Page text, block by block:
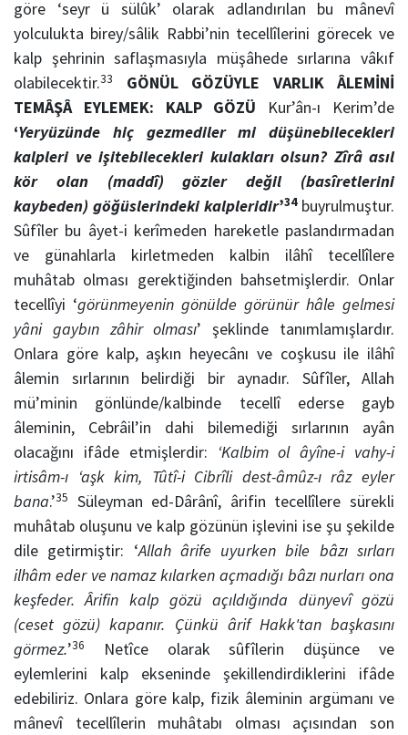
göre ‘seyr ü sülûk’ olarak adlandırılan bu mânevî
yolculukta birey/sâlik Rabbi’nin tecellîlerini görecek ve
kalp şehrinin saflaşmasıyla müşâhede sırlarına vâkıf
olabilecektir.33
GÖNÜL GÖZÜYLE VARLIK ÂLEMİNİ
TEMÂŞÂ EYLEMEK: KALP GÖZÜ Kur’ân-ı Kerim’de
‘Yeryüzünde hiç gezmediler mi düşünebilecekleri
kalpleri ve işitebilecekleri kulakları olsun? Zîrâ asıl
kör olan (maddî) gözler değil (basîretlerini
kaybeden) göğüslerindeki kalpleridir’34 buyrulmuştur.
Sûfîler bu âyet-i kerîmeden hareketle paslandırmadan
ve günahlarla kirletmeden kalbin ilâhî tecellîlere
muhâtab olması gerektiğinden bahsetmişlerdir. Onlar
tecellîyi ‘görünmeyenin gönülde görünür hâle gelmesi
yâni gaybın zâhir olması’ şeklinde tanımlamışlardır.
Onlara göre kalp, aşkın heyecânı ve coşkusu ile ilâhî
âlemin sırlarının belirdiği bir aynadır. Sûfîler, Allah
mü’minin gönlünde/kalbinde tecellî ederse gayb
âleminin, Cebrâil’in dahi bilemediği sırlarının ayân
olacağını ifâde etmişlerdir:
‘Kalbim ol âyîne-i vahy-i
irtisâm-ı ‘aşk kim, Tûtî-i Cibrîli dest-âmûz-ı râz eyler
bana.’35
Süleyman ed-Dârânî, ârifin tecellîlere sürekli
muhâtab oluşunu ve kalp gözünün işlevini ise şu şekilde
dile getirmiştir: ‘Allah ârife uyurken bile bâzı sırları
ilhâm eder ve namaz kılarken açmadığı bâzı nurları ona
keşfeder. Ârifin kalp gözü açıldığında dünyevî gözü
(ceset gözü) kapanır. Çünkü ârif Hakk'tan başkasını
görmez.’36
Netîce olarak sûfîlerin düşünce ve
eylemlerini kalp ekseninde şekillendirdiklerini ifâde
edebiliriz. Onlara göre kalp, fizik âleminin argümanı ve
mânevî tecellîlerin muhâtabı olması açısından son